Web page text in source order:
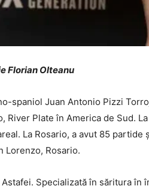
Florian Olteanu
spaniol Juan Antonio Pizzi
River Plate în America de Sud.
La Rosario, a avut 85
Lorenzo, Rosario.
Specializată în săritura